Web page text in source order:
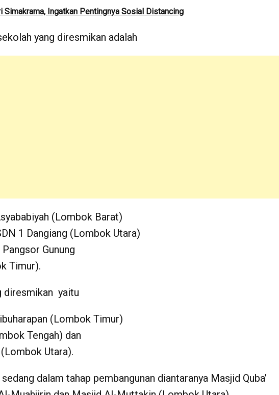
Simakrama, Ingatkan Pentingnya Sosial Distancing
yang diresmikan adalah
(Lombok Barat)
1 Dangiang (Lombok Utara)
Gunung
Timur).
diresmikan yaitu
(Lombok Timur)
Tengah) dan
Utara).
dalam tahap pembangunan diantaranya Masjid Quba’